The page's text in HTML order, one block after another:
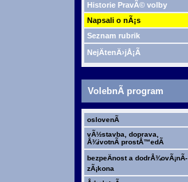
Historie PravÃ© volby
Napsali o nÃ¡s
Seznam rubrik
NejÄtenÄ›jÅ¡Ã­
VolebnÃ­ program
oslovenÃ­
vÃ½stavba, doprava,
Å¾ivotnÃ­ prostÅ™edÃ­
bezpeÄnost a dodrÅ¾ovÃ¡nÃ­
zÃ¡kona